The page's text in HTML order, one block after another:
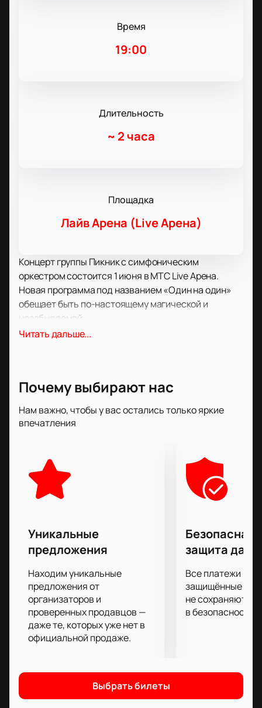
Время
19:00
Длительность
~ 2 часа
Площадка
Лайв Арена (Live Арена)
Концерт группы Пикник с симфоническим
оркестром состоится 1 июня в МТС Live Арена.
Новая программа под названием «Один на один»
обещает быть по-настоящему магической и
незабываемой.
В рамках этого концерта, вы сможете насладиться
исполнит свои самые известные хиты, такие как
многие другие.
Этот концерт будет не просто шоу, а настоящим
работает над каждой деталью, чтобы удивить и
поразить своих зрителей. Если вы уже были на
концертах тура «Будущее ждёт нас», то знаете, что
громкие заявления группы не пустой звук. На этом
представлены новые удивительные элементы шоу.
Купить билеты на концерт группы Пикник с
симфоническим оркестром 1 июня в МТС Live
Аренаможно на нашем сайте. Мы гарантируем
удобство и безопасность покупки билетов через
нашу платформу. Не упустите возможность стать
частью этого незабываемого музыкального
события. Покупайте билеты прямо сейчас на нашем
сайте.
Читать дальше...
Почему выбирают нас
Нам важно, чтобы у вас остались только яркие
впечатления
Уникальные
предложения
Находим уникальные
предложения от
организаторов и
проверенных продавцов —
даже те, которых уже нет в
официальной продаже.
Безопасная
защита
Все платежи
защищённые
не сохраняются
в безопасности.
Выбрать билеты